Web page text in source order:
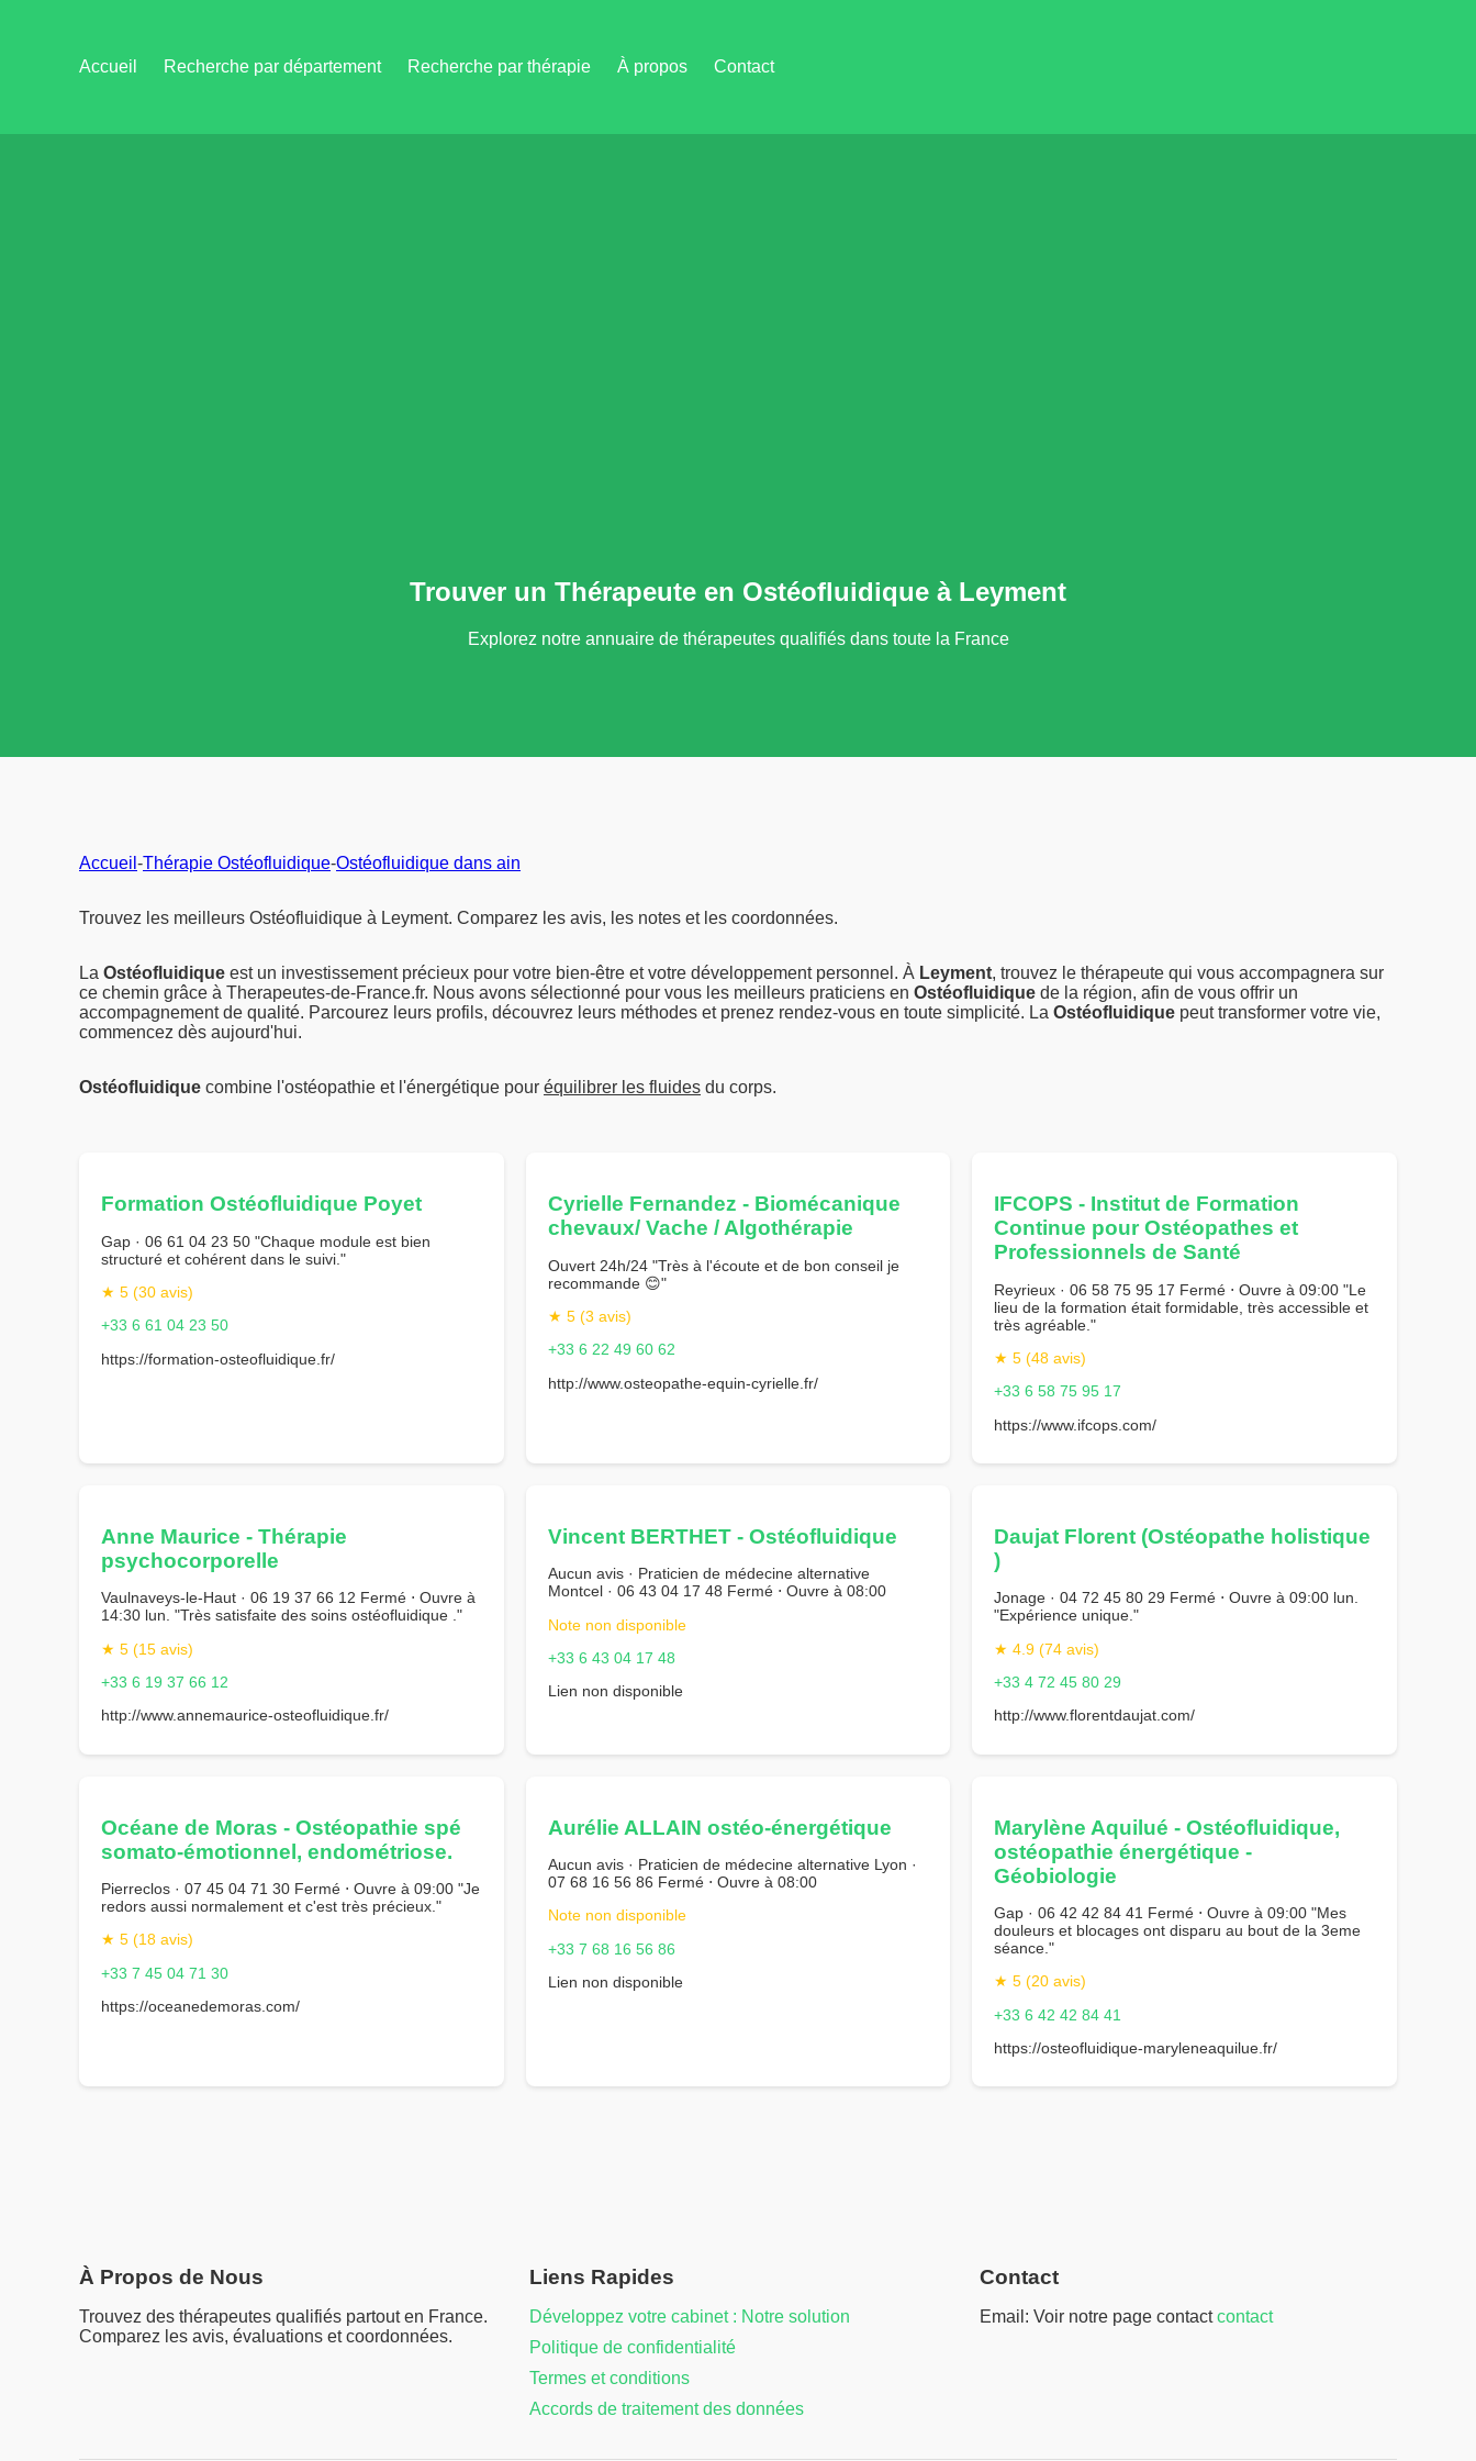
Accueil Recherche par département Recherche par thérapie À propos Contact
Trouver un Thérapeute en Ostéofluidique à Leyment
Explorez notre annuaire de thérapeutes qualifiés dans toute la France
Accueil -Thérapie Ostéofluidique-Ostéofluidique dans ain
Trouvez les meilleurs Ostéofluidique à Leyment. Comparez les avis, les notes et les coordonnées.
La Ostéofluidique est un investissement précieux pour votre bien-être et votre développement personnel. À Leyment, trouvez le thérapeute qui vous accompagnera sur
ce chemin grâce à Therapeutes-de-France.fr. Nous avons sélectionné pour vous les meilleurs praticiens en Ostéofluidique de la région, afin de vous offrir un
accompagnement de qualité. Parcourez leurs profils, découvrez leurs méthodes et prenez rendez-vous en toute simplicité. La Ostéofluidique peut transformer votre vie,
commencez dès aujourd'hui.
Ostéofluidique combine l'ostéopathie et l'énergétique pour équilibrer les fluides du corps.
Formation Ostéofluidique Poyet
Gap · 06 61 04 23 50 "Chaque module est bien
structuré et cohérent dans le suivi."
★ 5 (30 avis)
+33 6 61 04 23 50
https://formation-osteofluidique.fr/
Cyrielle Fernandez - Biomécanique
chevaux/ Vache / Algothérapie
Ouvert 24h/24 "Très à l'écoute et de bon conseil je
recommande 😊"
★ 5 (3 avis)
+33 6 22 49 60 62
http://www.osteopathe-equin-cyrielle.fr/
IFCOPS - Institut de Formation
Continue pour Ostéopathes et
Professionnels de Santé
Reyrieux · 06 58 75 95 17 Fermé ⋅ Ouvre à 09:00 "Le
lieu de la formation était formidable, très accessible et
très agréable."
★ 5 (48 avis)
+33 6 58 75 95 17
https://www.ifcops.com/
Anne Maurice - Thérapie
psychocorporelle
Vaulnaveys-le-Haut · 06 19 37 66 12 Fermé ⋅ Ouvre à
14:30 lun. "Très satisfaite des soins ostéofluidique ."
★ 5 (15 avis)
+33 6 19 37 66 12
http://www.annemaurice-osteofluidique.fr/
Vincent BERTHET - Ostéofluidique
Aucun avis · Praticien de médecine alternative
Montcel · 06 43 04 17 48 Fermé ⋅ Ouvre à 08:00
Note non disponible
+33 6 43 04 17 48
Lien non disponible
Daujat Florent (Ostéopathe holistique
)
Jonage · 04 72 45 80 29 Fermé ⋅ Ouvre à 09:00 lun.
"Expérience unique."
★ 4.9 (74 avis)
+33 4 72 45 80 29
http://www.florentdaujat.com/
Océane de Moras - Ostéopathie spé
somato-émotionnel, endométriose.
Pierreclos · 07 45 04 71 30 Fermé ⋅ Ouvre à 09:00 "Je
redors aussi normalement et c'est très précieux."
★ 5 (18 avis)
+33 7 45 04 71 30
https://oceanedemoras.com/
Aurélie ALLAIN ostéo-énergétique
Aucun avis · Praticien de médecine alternative Lyon ·
07 68 16 56 86 Fermé ⋅ Ouvre à 08:00
Note non disponible
+33 7 68 16 56 86
Lien non disponible
Marylène Aquilué - Ostéofluidique,
ostéopathie énergétique -
Géobiologie
Gap · 06 42 42 84 41 Fermé ⋅ Ouvre à 09:00 "Mes
douleurs et blocages ont disparu au bout de la 3eme
séance."
★ 5 (20 avis)
+33 6 42 42 84 41
https://osteofluidique-maryleneaquilue.fr/
À Propos de Nous
Trouvez des thérapeutes qualifiés partout en France.
Comparez les avis, évaluations et coordonnées.
Liens Rapides
Développez votre cabinet : Notre solution
Politique de confidentialité
Termes et conditions
Accords de traitement des données
Contact
Email: Voir notre page contactcontact